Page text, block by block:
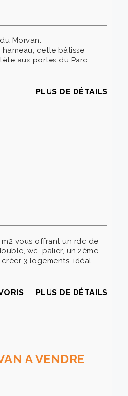
Morvan.
hameau, cette bâtisse
aux portes du Parc
PLUS DE DÉTAILS
m2 vous offrant un rdc de
wc, palier, un 2ème
3 logements, idéal
PLUS DE DÉTAILS
A VENDRE